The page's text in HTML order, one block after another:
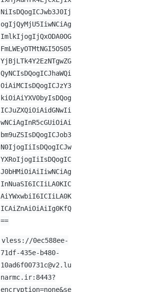
NiIsDQogICJwb3J0Ij
ogIjQyMjU5IiwNCiAg
ImlkIjogIjQxODA0OG
FmLWEyOTMtNGI5OS05
YjBjLTk4Y2EzNTgwZG
QyNCIsDQogICJhaWQi
OiAiMCIsDQogICJzY3
kiOiAiYXV0byIsDQog
ICJuZXQiOiAidGNwIi
wNCiAgInR5cGUiOiAi
bm9uZSIsDQogICJob3
N0IjogIiIsDQogICJw
YXRoIjogIiIsDQogIC
J0bHMiOiAiIiwNCiAg
InNuaSI6ICIiLA0KIC
AiYWxwbiI6ICIiLA0K
ICAiZnAiOiAiIg0KfQ
==
vless://0ec588ee-
71df-435e-b480-
10ad6f00731c@v2.lu
narmc.ir:8443?
encryption=none&se